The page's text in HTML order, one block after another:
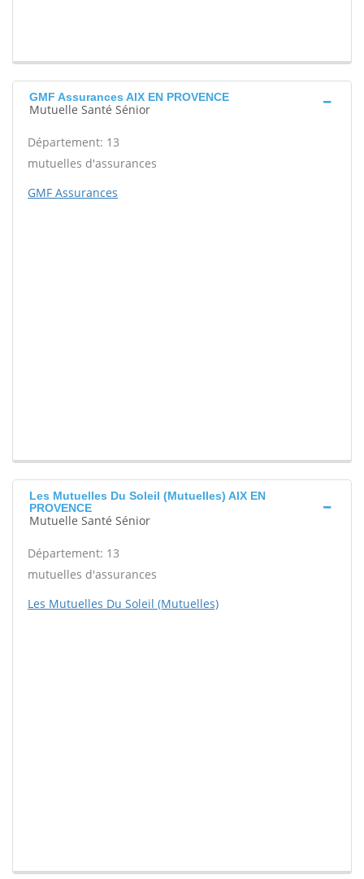
GMF Assurances AIX EN PROVENCE
Mutuelle Santé Sénior
Département: 13
mutuelles d'assurances
GMF Assurances
Les Mutuelles Du Soleil (Mutuelles) AIX EN
PROVENCE
Mutuelle Santé Sénior
Département: 13
mutuelles d'assurances
Les Mutuelles Du Soleil (Mutuelles)